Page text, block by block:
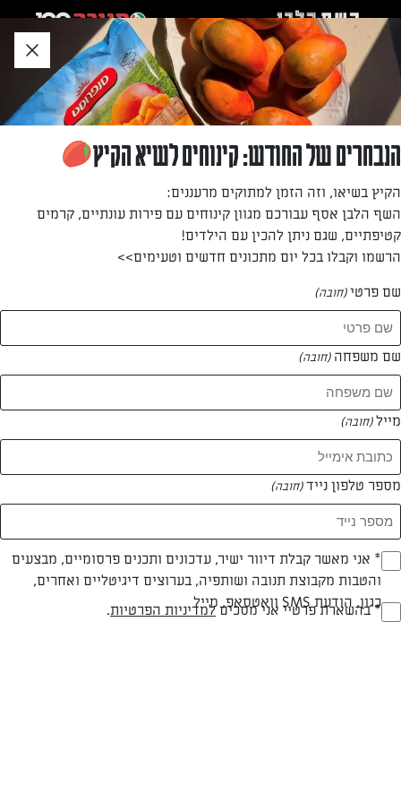
לאזור
תוכן
תחתון
חזרה לעמוד הבית
נטלי קריאף
—
המתכונים של
0 מתכונים
המאמרים של נטלי קריאף
הנבחרים של החודש: קינוחים לשיא הקיץ
הקיץ בשיאו, וזה הזמן למתוקים מרעננים:
השף הלבן אסף עבורכם מגוון קינוחים עם פירות עונתיים, קרמים
קטיפתיים, שגם ניתן להכין עם הילדים!
הרשמו וקבלו בכל יום מתכונים חדשים וטעימים>>
שם פרטי(חובה)
שם משפחה (חובה)
מייל(חובה)
מספר טלפון נייד(חובה)
Opt_In
(חובה)
* אני מאשר קבלת דיוור ישיר, עדכונים ותכנים פרסומיים, מבצעים
והטבות מקבוצת תנובה ושותפיה, בערוצים דיגיטליים ואחרים,
כגון, הודעת SMS וואטסאפ, מייל
RegulationsApproved
* בהשארת פרטיי אני מסכיםלמדיניות הפרטיות.